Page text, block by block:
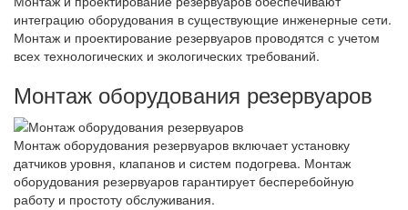
интеграцию оборудования в существующие инженерные сети.
Монтаж и проектирование резервуаров проводятся с учетом
всех технологических и экологических требований.
Монтаж оборудования резервуаров
Монтаж оборудования резервуаров включает установку
датчиков уровня, клапанов и систем подогрева. Монтаж
оборудования резервуаров гарантирует бесперебойную
работу и простоту обслуживания.